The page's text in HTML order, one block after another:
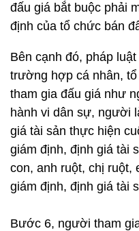
đấu giá bắt buộc phải
định của tổ chức bán
Bên cạnh đó, pháp
trường hợp cá nhân,
tham gia đấu giá như
hành vi dân sự, người
giá tài sản thực hiện
giám định, định giá tài
con, anh ruột, chị
giám định, định giá tài
Bước 6, người tham